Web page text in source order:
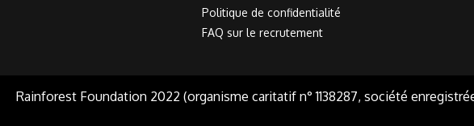
Politique de confidentialité
FAQ sur le recrutement
Rainforest Foundation 2022 (organisme caritatif n° 1138287, société